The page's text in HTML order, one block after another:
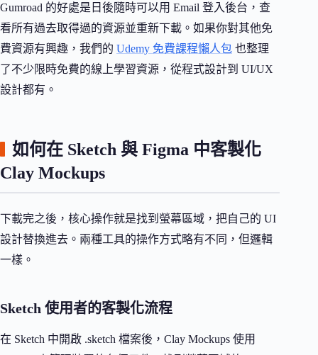
Gumroad 的好處是日後隨時可以用 Email 登入後台，查
看所有過去取得過的資源並重新下載。如果你對其他免
費資源有興趣，我們的 Udemy 免費課程懶人包 也整理
了不少限時免費的線上學習資源，從程式設計到 UI/UX
設計都有。
如何在 Sketch 與 Figma 中客製化
Clay Mockups
下載完之後，核心操作就是找到螢幕區域，把自己的 UI
設計替換進去。兩種工具的操作方式略有不同，但邏輯
一樣。
Sketch 使用者的客製化流程
在 Sketch 中開啟 .sketch 檔案後，Clay Mockups 使用